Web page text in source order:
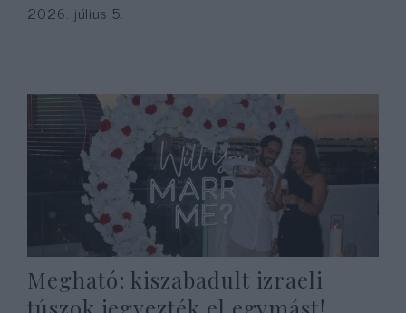
2026. július 5.
Megható: kiszabadult izraeli